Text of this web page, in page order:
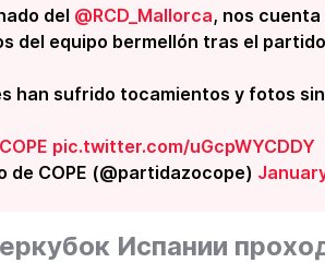
del @RCD_Mallorca, nos cuenta
del equipo bermellón tras el partido
han sufrido tocamientos y fotos
pic.twitter.com/uGcpWYCDDY
de COPE (@partidazocope)
Испании